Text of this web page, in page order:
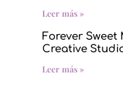
Leer más »
Forever Sweet
Creative
Leer más »